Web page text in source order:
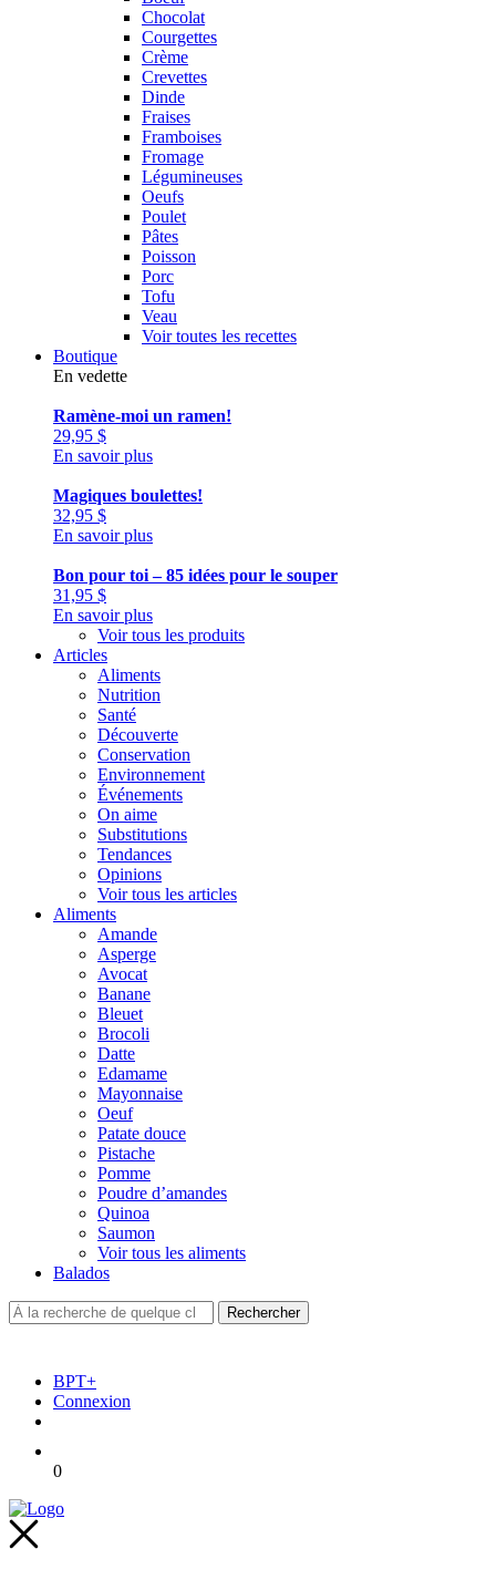
Chocolat
Courgettes
Crème
Crevettes
Dinde
Fraises
Framboises
Fromage
Légumineuses
Oeufs
Poulet
Pâtes
Poisson
Porc
Tofu
Veau
Voir toutes les recettes
Boutique
En vedette
Ramène-moi un ramen!
29,95 $
En savoir plus
Magiques boulettes!
32,95 $
En savoir plus
Bon pour toi – 85 idées pour le souper
31,95 $
En savoir plus
Voir tous les produits
Articles
Aliments
Nutrition
Santé
Découverte
Conservation
Environnement
Événements
On aime
Substitutions
Tendances
Opinions
Voir tous les articles
Aliments
Amande
Asperge
Avocat
Banane
Bleuet
Brocoli
Datte
Edamame
Mayonnaise
Oeuf
Patate douce
Pistache
Pomme
Poudre d’amandes
Quinoa
Saumon
Voir tous les aliments
Balados
BPT+
Connexion
0